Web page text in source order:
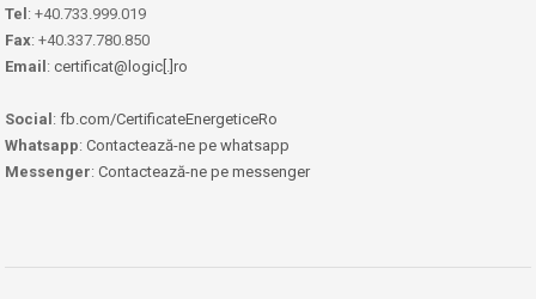
Tel : +40.733.999.019
Fax: +40.337.780.850
Email : certificat@logic[.]ro
Social : fb.com/CertificateEnergeticeRo
Whatsapp: Contactează-ne pe whatsapp
Messenger: Contactează-ne pe messenger